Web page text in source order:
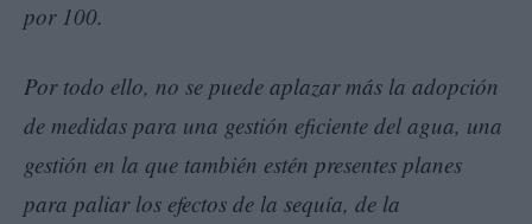
por 100.
Por todo ello, no se puede aplazar más la adopción
de medidas para una gestión eficiente del agua, una
gestión en la que también estén presentes planes
para paliar los efectos de la sequía, de la